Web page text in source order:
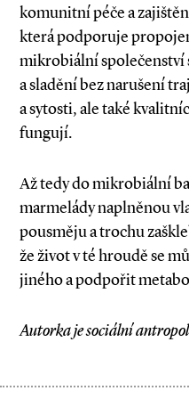
komunitní péče a
která podporuje
mikrobiální společenství
a sladění bez narušení
a sytosti, ale také
fungují.
Až tedy do mikrobiální
marmelády naplněnou
pousměju a trochu
že život v té hroudě se
jiného a podpořit
Autorka je sociální